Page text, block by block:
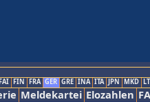
FIN FRA GER GRE INA ITA JPN MKD
Meldekartei Elozahlen